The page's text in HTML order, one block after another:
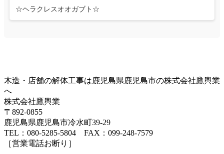
☆ヘラクレスオオガブト☆
木造・店舗の解体工事は鹿児島県鹿児島市の株式会社鷹輿業
へ
株式会社鷹輿業
〒892-0855
鹿児島県鹿児島市冷水町39-29
TEL：080-5285-5804 FAX：099-248-7579
［営業電話お断り］